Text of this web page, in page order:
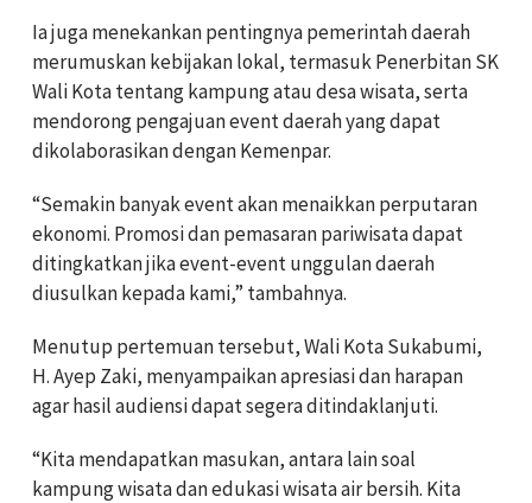
Ia juga menekankan pentingnya pemerintah daerah
merumuskan kebijakan lokal, termasuk Penerbitan SK
Wali Kota tentang kampung atau desa wisata, serta
mendorong pengajuan event daerah yang dapat
dikolaborasikan dengan Kemenpar.
“Semakin banyak event akan menaikkan perputaran
ekonomi. Promosi dan pemasaran pariwisata dapat
ditingkatkan jika event-event unggulan daerah
diusulkan kepada kami,” tambahnya.
Menutup pertemuan tersebut, Wali Kota Sukabumi,
H. Ayep Zaki, menyampaikan apresiasi dan harapan
agar hasil audiensi dapat segera ditindaklanjuti.
“Kita mendapatkan masukan, antara lain soal
kampung wisata dan edukasi wisata air bersih. Kita